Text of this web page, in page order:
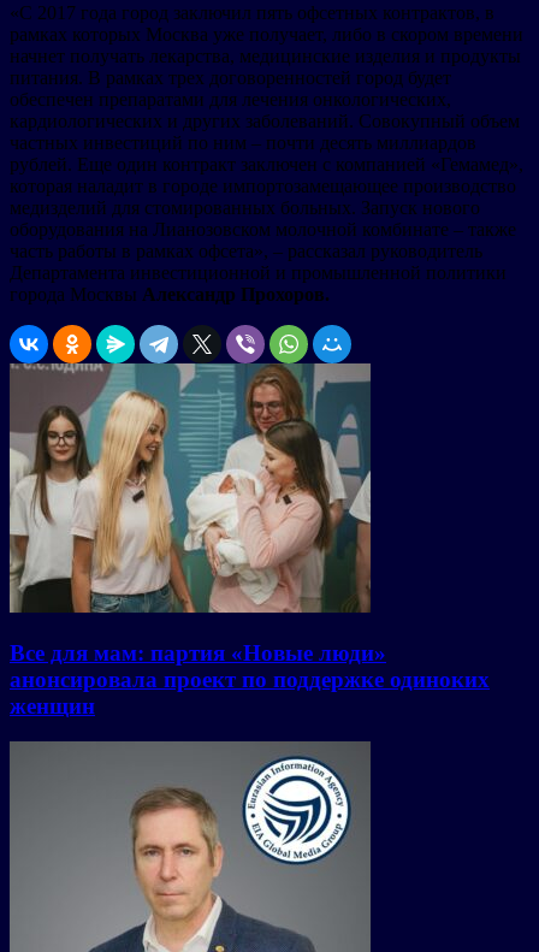
«С 2017 года город заключил пять офсетных контрактов, в
рамках которых Москва уже получает, либо в скором времени
начнет получать лекарства, медицинские изделия и продукты
питания. В рамках трех договоренностей город будет
обеспечен препаратами для лечения онкологических,
кардиологических и других заболеваний. Совокупный объем
частных инвестиций по ним – почти десять миллиардов
рублей. Еще один контракт заключен с компанией «Гемамед»,
которая наладит в городе импортозамещающее производство
медизделий для стомированных больных. Запуск нового
оборудования на Лианозовском молочной комбинате – также
часть работы в рамках офсета», – рассказал руководитель
Департамента инвестиционной и промышленной политики
города Москвы Александр Прохоров.
Все для мам: партия «Новые люди»
анонсировала проект по поддержке одиноких
женщин